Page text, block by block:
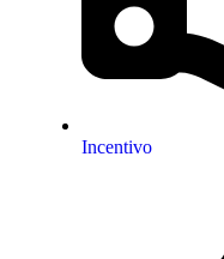
Incentivo